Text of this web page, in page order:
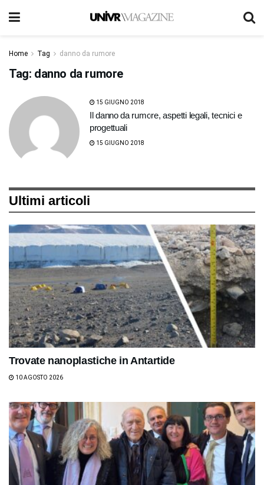
Home Tag danno da rumore
Tag: danno da rumore
15 GIUGNO 2018
Il danno da rumore, aspetti legali, tecnici e
progettuali
15 GIUGNO 2018
Ultimi articoli
Trovate nanoplastiche in Antartide
10 AGOSTO 2026